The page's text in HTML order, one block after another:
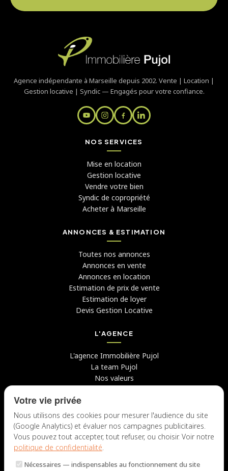
Agence indépendante à Marseille depuis 2002. Vente | Location |
Gestion locative | Syndic — Engagés pour votre confiance.
NOS SERVICES
Mise en location
Gestion locative
Vendre votre bien
Syndic de copropriété
Acheter à Marseille
ANNONCES & ESTIMATION
Toutes nos annonces
Annonces en vente
Annonces en location
Estimation de prix de vente
Estimation de loyer
Devis Gestion Locative
L'AGENCE
L'agence Immobilière Pujol
La team Pujol
Nos valeurs
Avis clients
Candidater chez nous
NOUS CONTACTER
Votre vie privée
Nous utilisons des cookies pour mesurer l'audience du site
(Google Analytics) et évaluer nos campagnes publicitaires.
Vous pouvez tout accepter, tout refuser, ou choisir. Voir notre
politique de confidentialité.
Nécessaires — indispensables au fonctionnement du site